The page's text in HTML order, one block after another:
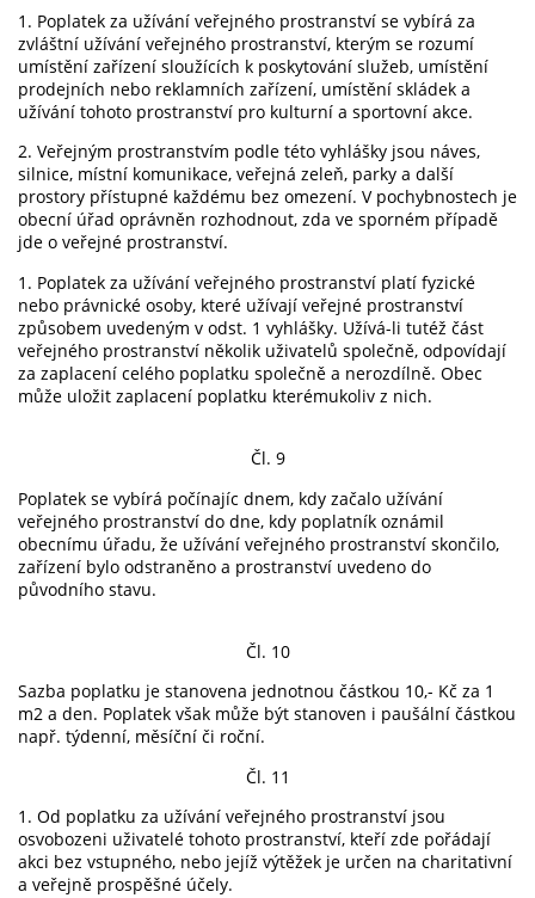
1. Poplatek za užívání veřejného prostranství se vybírá za
zvláštní užívání veřejného prostranství, kterým se rozumí
umístění zařízení sloužících k poskytování služeb, umístění
prodejních nebo reklamních zařízení, umístění skládek a
užívání tohoto prostranství pro kulturní a sportovní akce.
2. Veřejným prostranstvím podle této vyhlášky jsou náves,
silnice, místní komunikace, veřejná zeleň, parky a další
prostory přístupné každému bez omezení. V pochybnostech je
obecní úřad oprávněn rozhodnout, zda ve sporném případě
jde o veřejné prostranství.
1. Poplatek za užívání veřejného prostranství platí fyzické
nebo právnické osoby, které užívají veřejné prostranství
způsobem uvedeným v odst. 1 vyhlášky. Užívá-li tutéž část
veřejného prostranství několik uživatelů společně, odpovídají
za zaplacení celého poplatku společně a nerozdílně. Obec
může uložit zaplacení poplatku kterémukoliv z nich.
Čl. 9
Poplatek se vybírá počínajíc dnem, kdy začalo užívání
veřejného prostranství do dne, kdy poplatník oznámil
obecnímu úřadu, že užívání veřejného prostranství skončilo,
zařízení bylo odstraněno a prostranství uvedeno do
původního stavu.
Čl. 10
Sazba poplatku je stanovena jednotnou částkou 10,- Kč za 1
m2 a den. Poplatek však může být stanoven i paušální částkou
např. týdenní, měsíční či roční.
Čl. 11
1. Od poplatku za užívání veřejného prostranství jsou
osvobozeni uživatelé tohoto prostranství, kteří zde pořádají
akci bez vstupného, nebo jejíž výtěžek je určen na charitativní
a veřejně prospěšné účely.